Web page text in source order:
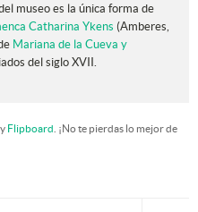
museo es la única forma de
Catharina Ykens (Amberes,
Mariana de la Cueva y
del siglo XVII.
y Flipboard . ¡No te pierdas lo mejor de